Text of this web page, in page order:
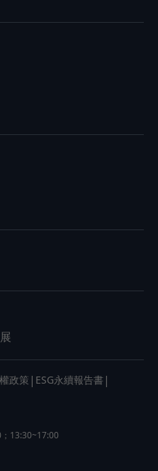
政策 | ESG永續報告書 |
13:30~17:00